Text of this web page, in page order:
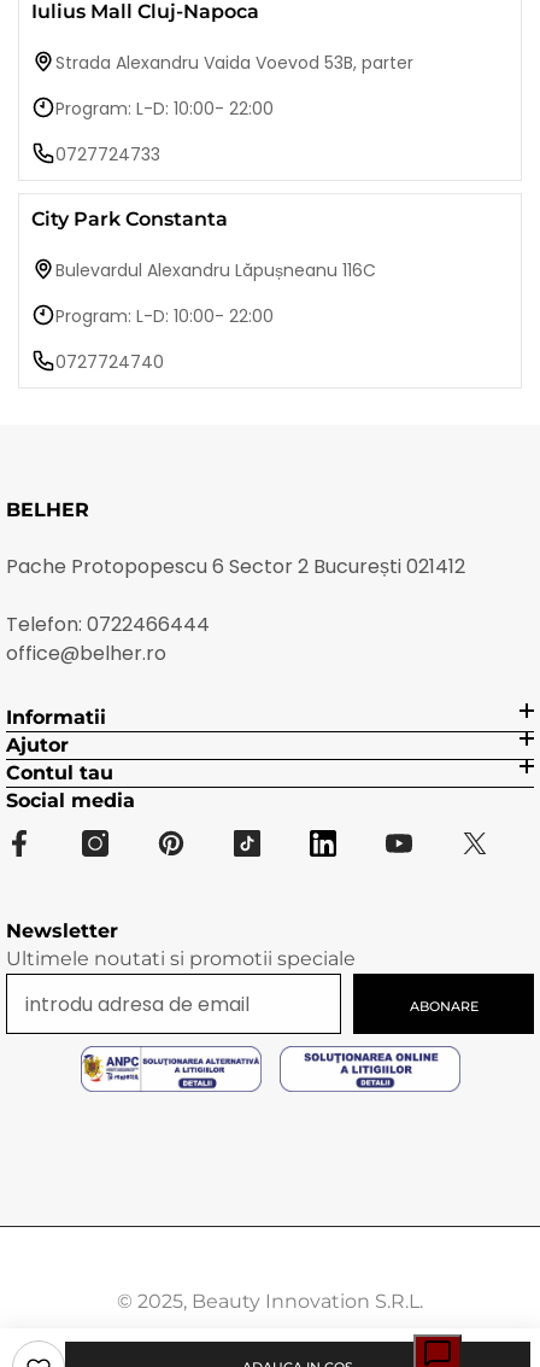
Iulius Mall Cluj-Napoca
Strada Alexandru Vaida Voevod 53B, parter
Program: L-D: 10:00- 22:00
0727724733
City Park Constanta
Bulevardul Alexandru Lăpușneanu 116C
Program: L-D: 10:00- 22:00
0727724740
BELHER
Pache Protopopescu 6 Sector 2 București 021412
Telefon: 0722466444
office@belher.ro
Informatii
Ajutor
Contul tau
Social media
Newsletter
Ultimele noutati si promotii speciale
ABONARE
© 2025, Beauty Innovation S.R.L.